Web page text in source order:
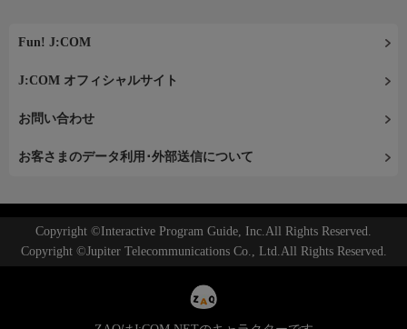
Fun! J:COM
J:COM オフィシャルサイト
お問い合わせ
お客さまのデータ利用･外部送信について
Copyright ©Interactive Program Guide, Inc.All Rights Reserved.
Copyright ©Jupiter Telecommunications Co., Ltd.All Rights Reserved.